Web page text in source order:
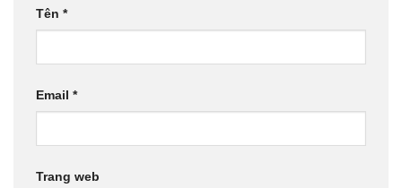
Tên *
Email *
Trang web